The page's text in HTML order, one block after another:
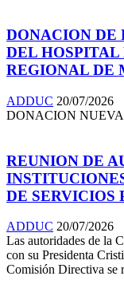
DONACION DE
DEL
REGIONAL DE
ADDUC 20/07/2026
DONACION
REUNION DE
DE SERVICIOS
ADDUC 20/07/2026
Las autoridades de la
con su Presidenta
Comisión Directiva se